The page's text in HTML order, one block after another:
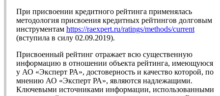
При присвоении кредитного рейтинга применялась
методология присвоения кредитных рейтингов долговым
инструментам https://raexpert.ru/ratings/methods/current
(вступила в силу 02.09.2019).
Присвоенный рейтинг отражает всю существенную
информацию в отношении объекта рейтинга, имеющуюся
у АО «Эксперт РА», достоверность и качество которой, по
мнению АО «Эксперт РА», являются надлежащими.
Ключевыми источниками информации, использованными